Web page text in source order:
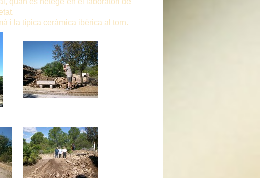
i la típica ceràmica ibèrica al torn.